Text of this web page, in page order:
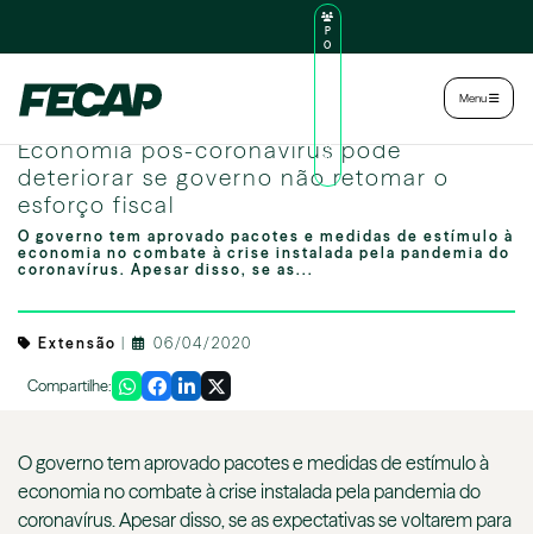
P
O
U
N
Menu
Economia pós-coronavírus pode
deteriorar se governo não retomar o
esforço fiscal
O governo tem aprovado pacotes e medidas de estímulo à
economia no combate à crise instalada pela pandemia do
coronavírus. Apesar disso, se as...
Extensão 06/04/2020
Compartilhe:
O governo tem aprovado pacotes e medidas de estímulo à
economia no combate à crise instalada pela pandemia do
coronavírus. Apesar disso, se as expectativas se voltarem para